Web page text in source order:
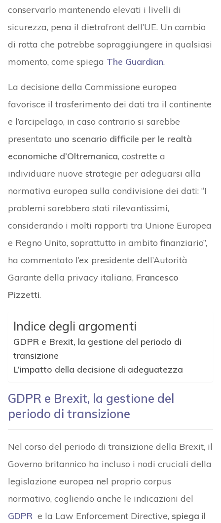
conservarlo mantenendo elevati i livelli di
sicurezza, pena il dietrofront dell’UE. Un cambio
di rotta che potrebbe sopraggiungere in qualsiasi
momento, come spiega The Guardian.
La decisione della Commissione europea
favorisce il trasferimento dei dati tra il continente
e l’arcipelago, in caso contrario si sarebbe
presentato uno scenario difficile per le realtà
economiche d’Oltremanica, costrette a
individuare nuove strategie per adeguarsi alla
normativa europea sulla condivisione dei dati: “I
problemi sarebbero stati rilevantissimi,
considerando i molti rapporti tra Unione Europea
e Regno Unito, soprattutto in ambito finanziario”,
ha commentato l’ex presidente dell’Autorità
Garante della privacy italiana, Francesco
Pizzetti.
Indice degli argomenti
GDPR e Brexit, la gestione del periodo di
transizione
L’impatto della decisione di adeguatezza
GDPR e Brexit, la gestione del
periodo di transizione
Nel corso del periodo di transizione della Brexit, il
Governo britannico ha incluso i nodi cruciali della
legislazione europea nel proprio corpus
normativo, cogliendo anche le indicazioni del
GDPRe la Law Enforcement Directive, spiega il